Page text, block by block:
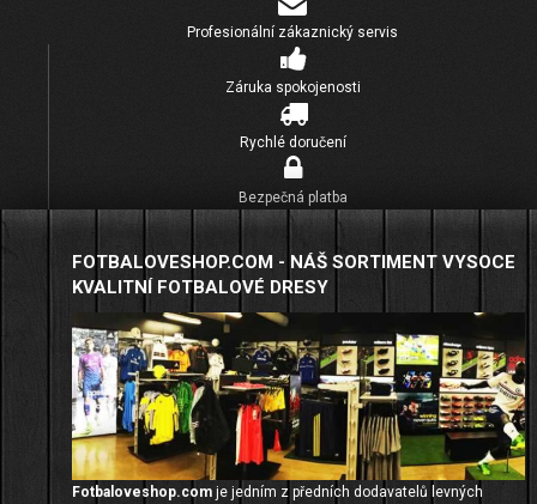
Profesionální zákaznický servis
Záruka spokojenosti
Rychlé doručení
Bezpečná platba
FOTBALOVESHOP.COM - NÁŠ SORTIMENT VYSOCE
KVALITNÍ FOTBALOVÉ DRESY
Fotbaloveshop.com je jedním z předních dodavatelů levných